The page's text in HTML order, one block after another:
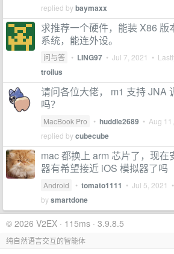
replied bybaymaxx
求推荐一个硬件，能装 X86 版
系统，能连外设。
问与答 • LING97 • Jul 7, 2021 •
troilus
请问各位大佬， m1 支持 JNA
吗？
MacBook Pro • huddle2689 • Aug
replied bycubecube
mac 都换上 arm 芯片了，现在
器有希望接近 iOS 模拟器了吗
Android • tomato1111 • Jul 5, 2021
bysmartdone
© 2026 V2EX · 115ms · 3.9.8.5
纯自然语言交互的智能体